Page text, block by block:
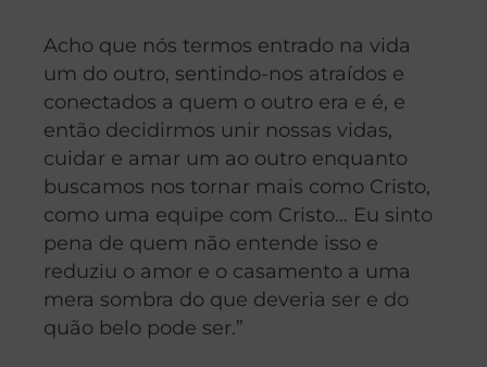
Acho que nós termos entrado na vida
um do outro, sentindo-nos atraídos e
conectados a quem o outro era e é, e
então decidirmos unir nossas vidas,
cuidar e amar um ao outro enquanto
buscamos nos tornar mais como Cristo,
como uma equipe com Cristo… Eu sinto
pena de quem não entende isso e
reduziu o amor e o casamento a uma
mera sombra do que deveria ser e do
quão belo pode ser.”